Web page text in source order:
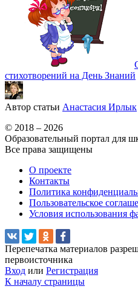
стихотворений на День Знаний
Автор статьи Анастасия Ирлык
© 2018 – 2026
Образовательный портал для
Все права защищены
О проекте
Контакты
Политика
Пользовательское
Условия использования
Перепечатка материалов
первоисточника
Вход или Регистрация
К началу страницы